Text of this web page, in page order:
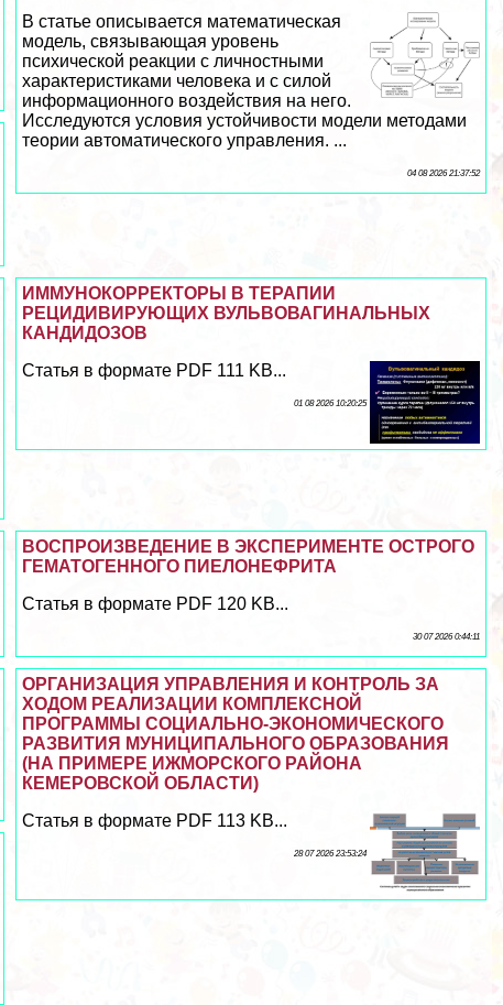
В статье описывается математическая
модель, связывающая уровень
психической реакции с личностными
хаpaктеристиками человека и с силой
информационного воздействия на него.
Исследуются условия устойчивости модели методами
теории автоматического управления. ...
04 08 2026 21:37:52
ИММУНОКОРРЕКТОРЫ В ТЕРАПИИ
РЕЦИДИВИРУЮЩИХ ВУЛЬВОВАГИНАЛЬНЫХ
КАНДИДОЗОВ
Статья в формате PDF 111 KB...
01 08 2026 10:20:25
ВОСПРОИЗВЕДЕНИЕ В ЭКСПЕРИМЕНТЕ ОСТРОГО
ГЕМАТОГЕННОГО ПИЕЛОНЕФРИТА
Статья в формате PDF 120 KB...
30 07 2026 0:44:11
ОРГАНИЗАЦИЯ УПРАВЛЕНИЯ И КОНТРОЛЬ ЗА
ХОДОМ РЕАЛИЗАЦИИ КОМПЛЕКСНОЙ
ПРОГРАММЫ СОЦИАЛЬНО-ЭКОНОМИЧЕСКОГО
РАЗВИТИЯ МУНИЦИПАЛЬНОГО ОБРАЗОВАНИЯ
(НА ПРИМЕРЕ ИЖМОРСКОГО РАЙОНА
КЕМЕРОВСКОЙ ОБЛАСТИ)
Статья в формате PDF 113 KB...
28 07 2026 23:53:24